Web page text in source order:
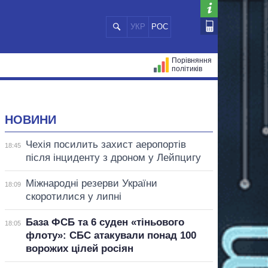
УКР РОС
Порівняння
політиків
НОВИНИ
18:45
Чехія посилить захист аеропортів
після інциденту з дроном у Лейпцигу
18:09
Міжнародні резерви України
скоротилися у липні
18:05
База ФСБ та 6 суден «тіньового
флоту»: СБС атакували понад 100
ворожих цілей росіян